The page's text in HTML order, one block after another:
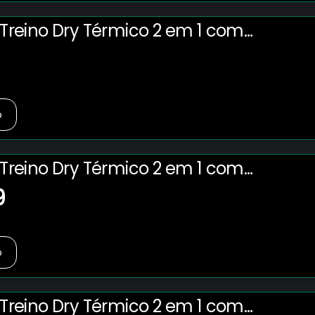
Dry Térmico 2 em 1 com
e Porta-Toalha Calção
Dry Térmico 2 em 1 com
e Porta-Toalha Calção
Dry Térmico 2 em 1 com